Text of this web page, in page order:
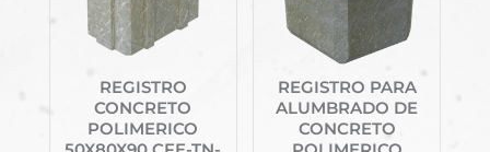
REGISTRO
CONCRETO
POLIMERICO
REGISTRO PARA
ALUMBRADO DE
CONCRETO